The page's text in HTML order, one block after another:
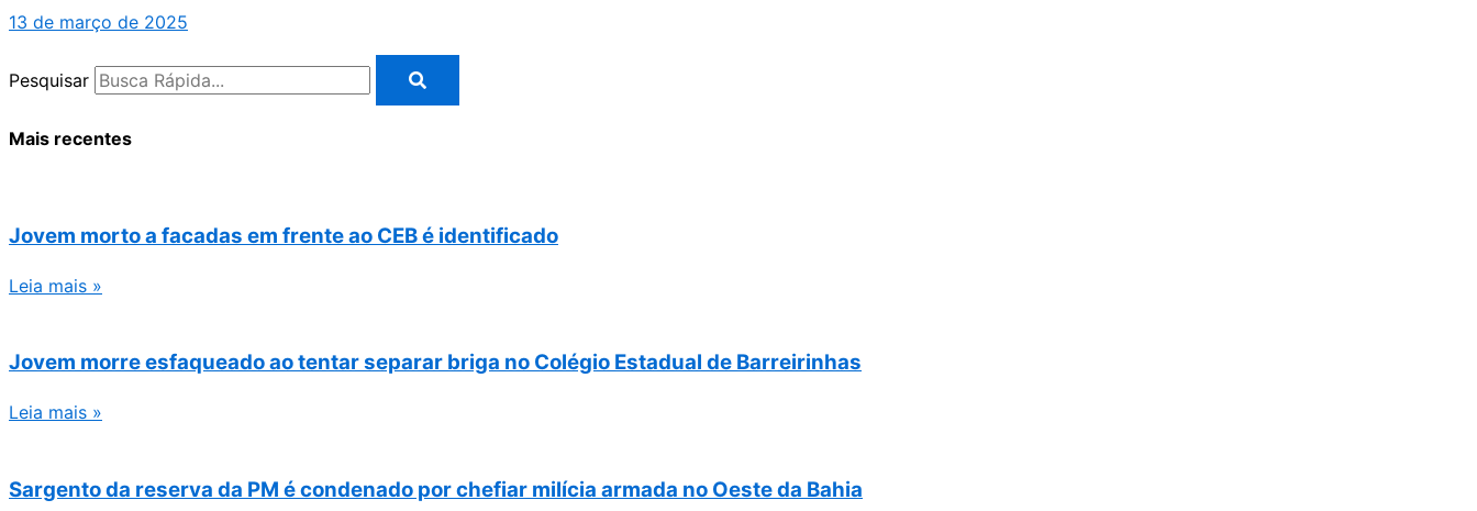
13 de março de 2025
Pesquisar
Mais recentes
Jovem morto a facadas em frente ao CEB é identificado
Leia mais »
Jovem morre esfaqueado ao tentar separar briga no Colégio Estadual de Barreirinhas
Leia mais »
Sargento da reserva da PM é condenado por chefiar milícia armada no Oeste da Bahia